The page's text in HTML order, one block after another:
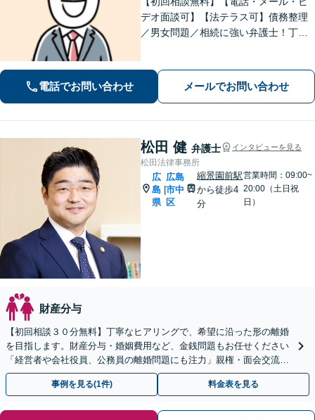
デオ面談可】【法テラス可】債務整理
／男女問題／相続に強い弁護士！丁寧
寄り添ったサポートが強み【分割・後
払い利用可】【女学院前駅5分】
電話でお問い合わせ メールでお問い合わせ
松田 健 弁護士 インタビューを見る
松田法律事務所
広
島
県
|
広島
市中
区
縮景園前駅
から徒歩4
分
営業時間：09:00~
20:00（土日祝
日）
財産分与
【初回相談３０分無料】丁寧なヒアリングで、希望に沿った形の離婚
を目指します。財産分与・婚姻費用など、金銭問題もお任せください
「経営者や会社役員、公務員の離婚問題にも注力」親権・面会交流な
ど、お子さま関連のご相談も
事例を見る(1件) 料金表を見る